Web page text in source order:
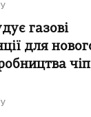
газові
для